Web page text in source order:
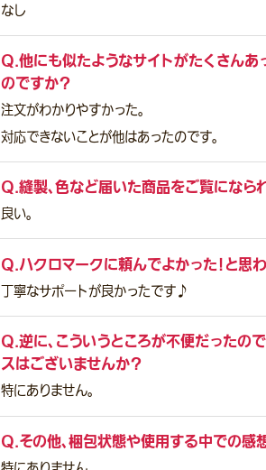
なし
Q.他にも似たようなサイトがたくさんあ
のですか？
注文がわかりやすかった。
対応できないことが他はあったのです。
Q.縫製、色など届いた商品をご覧になら
良い。
Q.ハクロマークに頼んでよかった！と思
丁寧なサポートが良かったです♪
Q.逆に、こういうところが不便だったの
スはございませんか？
特にありません。
Q.その他、梱包状態や使用する中での感